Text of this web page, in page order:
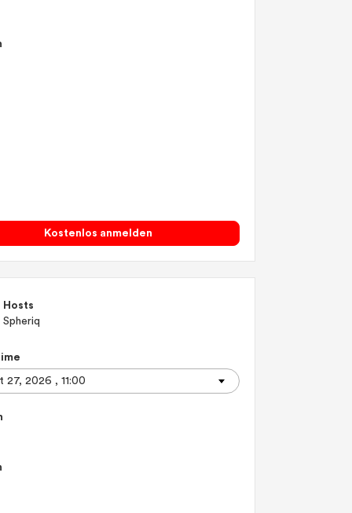
Kostenlos anmelden
Hosts
Spheriq